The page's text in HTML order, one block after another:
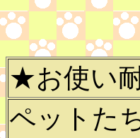
★お使い
ペットた